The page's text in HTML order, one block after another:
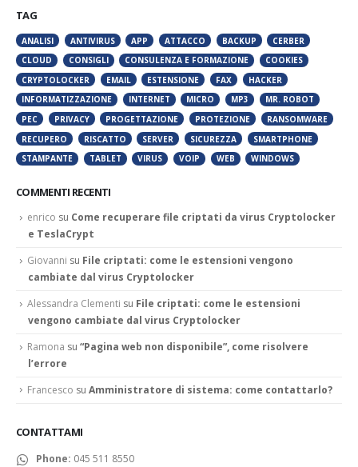
TAG
ANALISI ANTIVIRUS APP ATTACCO BACKUP
CERBER
CLOUD
CONSIGLI CONSULENZA E FORMAZIONE
COOKIES
CRYPTOLOCKER
EMAIL ESTENSIONE FAX
HACKER
INFORMATIZZAZIONE
INTERNET MICRO MP3
MR. ROBOT
PEC
PRIVACY PROGETTAZIONE PROTEZIONE
RANSOMWARE
RECUPERO
RISCATTO SERVER SICUREZZA
SMARTPHONE
STAMPANTE
TABLET VIRUS VOIP WEB WINDOWS
COMMENTI RECENTI
enrico su Come recuperare file criptati da virus Cryptolocker
e TeslaCrypt
Giovanni su File criptati: come le estensioni vengono
cambiate dal virus Cryptolocker
Alessandra Clementi su File criptati: come le estensioni
vengono cambiate dal virus Cryptolocker
Ramona su “Pagina web non disponibile”, come risolvere
l’errore
Francesco su Amministratore di sistema: come contattarlo?
CONTATTAMI
Phone: 045 511 8550